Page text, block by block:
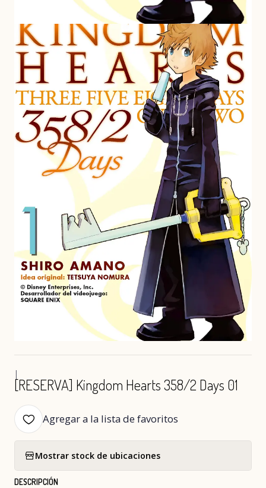
|
[RESERVA] Kingdom Hearts 358/2 Days 01
Agregar a la lista de favoritos
Mostrar stock de ubicaciones
DESCRIPCIÓN